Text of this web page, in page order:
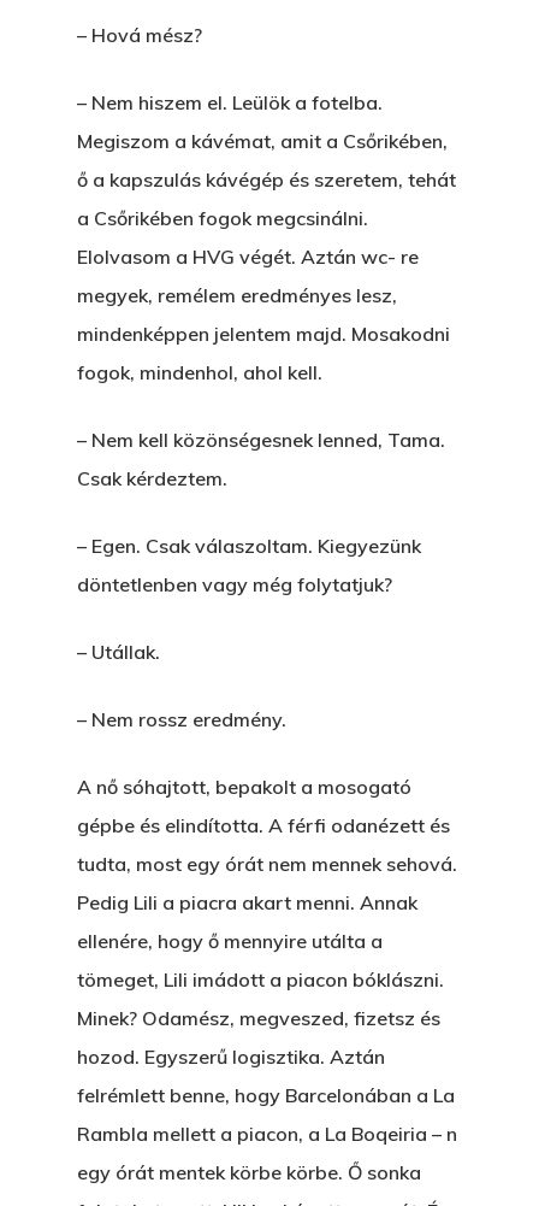
– Hová mész?
– Nem hiszem el. Leülök a fotelba.
Megiszom a kávémat, amit a Csőrikében,
ő a kapszulás kávégép és szeretem, tehát
a Csőrikében fogok megcsinálni.
Elolvasom a HVG végét. Aztán wc- re
megyek, remélem eredményes lesz,
mindenképpen jelentem majd. Mosakodni
fogok, mindenhol, ahol kell.
– Nem kell közönségesnek lenned, Tama.
Csak kérdeztem.
– Egen. Csak válaszoltam. Kiegyezünk
döntetlenben vagy még folytatjuk?
– Utállak.
– Nem rossz eredmény.
A nő sóhajtott, bepakolt a mosogató
gépbe és elindította. A férfi odanézett és
tudta, most egy órát nem mennek sehová.
Pedig Lili a piacra akart menni. Annak
ellenére, hogy ő mennyire utálta a
tömeget, Lili imádott a piacon bóklászni.
Minek? Odamész, megveszed, fizetsz és
hozod. Egyszerű logisztika. Aztán
felrémlett benne, hogy Barcelonában a La
Rambla mellett a piacon, a La Boqeiria – n
egy órát mentek körbe körbe. Ő sonka
A Veszett Ügy
A Jóember
A Vér Nem Válik Vízzé
Ajándék – Karácsonyi
Történetek
Novellák
Álomszekrény
EGY LAKTANYÁT,
A PESTIA
Akkor És Ott
Rólam
Blog
Bristolt Látni
Feliratkozás
Kapcsolat
Bakker Gyuri
Hírek